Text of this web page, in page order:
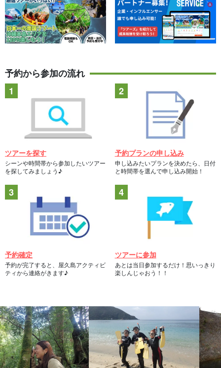
予約から参加の流れ
ツアーを探す
シーンや時間帯から参加したいツアー
を探してみましょう♪
予約プランの申し込み
申し込みたいプランを決めたら、日付
と時間帯を選んで申し込み開始！
予約確定
予約が完了すると、屋久島アクティビ
ティから連絡がきます♪
ツアーに参加
あとは当日参加するだけ！思いっきり
楽しんじゃおう！！